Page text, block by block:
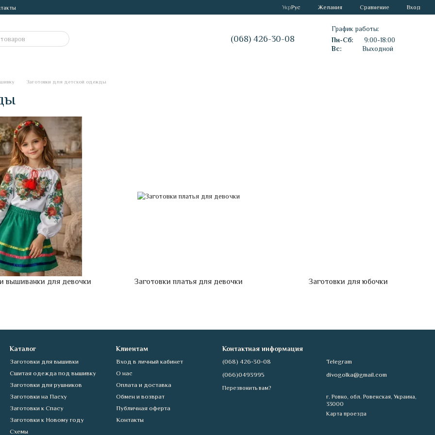
УкрРус Желания Сравнение Вход
(068) 426-30-08
График работы:
Пн-Сб:
9:00-18:00
Вс:
Выходной
Заготовки для детской одежды
вышиванки для девочки Заготовки платья для девочки Заготовки для юбочки
Каталог
Заготовки для вышивки
Сшитая одежда под вышивку
Заготовки для рушников
Заготовки на Пасху
Заготовки к Спасу
Заготовки к Новому году
Схемы
Клиентам
Вход в личный кабинет
О нас
Оплата и доставка
Обмен и возврат
Публичная оферта
Контакты
Контактная информация
(068) 426-30-08
(066)0493995
Перезвонить вам?
Telegram
divogolka@gmail.com
г. Ровно, обл. Ровенская, Украина,
33000
Карта проезда